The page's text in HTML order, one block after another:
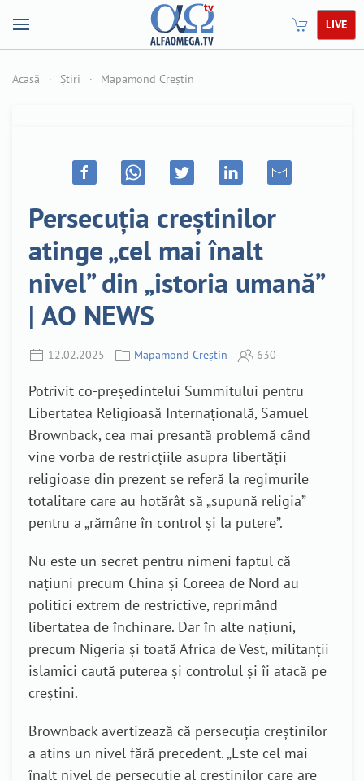
LIVE
Acasă Știri Mapamond Creștin
Persecuția creștinilor
atinge „cel mai înalt
nivel” din „istoria umană”
| AO NEWS
12.02.2025 Mapamond Creștin 630
Potrivit co-președintelui Summitului pentru
Libertatea Religioasă Internațională, Samuel
Brownback, cea mai presantă problemă când
vine vorba de restricțiile asupra libertății
religioase din prezent se referă la regimurile
totalitare care au hotărât să „supună religia”
pentru a „rămâne în control și la putere”.
Nu este un secret pentru nimeni faptul că
națiuni precum China și Coreea de Nord au
politici extrem de restrictive, reprimând
libertatea de închinare. Dar în alte națiuni,
precum Nigeria și toată Africa de Vest, militanții
islamici caută puterea și controlul și îi atacă pe
creștini.
Brownback avertizează că persecuția creștinilor
a atins un nivel fără precedent. „Este cel mai
înalt nivel de persecuție al creștinilor care are